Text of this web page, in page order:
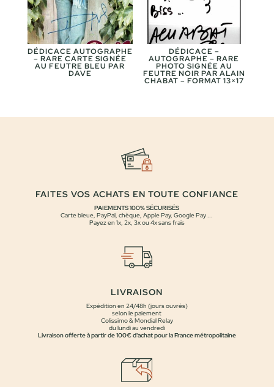
DÉDICACE AUTOGRAPHE
– RARE CARTE SIGNÉE
AU FEUTRE BLEU PAR
DAVE
DÉDICACE –
AUTOGRAPHE – RARE
PHOTO SIGNÉE AU
FEUTRE NOIR PAR ALAIN
CHABAT – FORMAT 13×17
FAITES VOS ACHATS EN TOUTE CONFIANCE
PAIEMENTS 100% SÉCURISÉS
Carte bleue, PayPal, chèque, Apple Pay, Google Pay ...
Payez en 1x, 2x, 3x ou 4x sans frais
LIVRAISON
Expédition en 24/48h (jours ouvrés)
selon le paiement
Colissimo & Mondial Relay
du lundi au vendredi
Livraison offerte à partir de 100€ d'achat pour la France métropolitaine